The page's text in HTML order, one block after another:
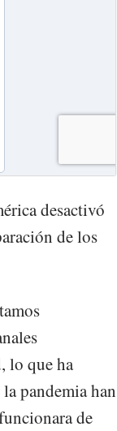
desactivó
de los
lo que ha
pandemia han
de